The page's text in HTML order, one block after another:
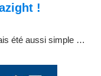
!
été aussi simple …